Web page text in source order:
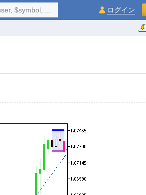
$symbol, ... ログイン